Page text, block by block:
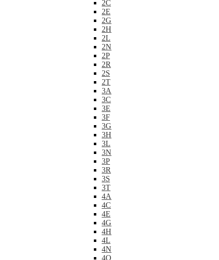
2C
2E
2G
2H
2L
2N
2P
2R
2S
2T
3A
3C
3E
3F
3G
3H
3L
3N
3P
3R
3S
3T
4A
4C
4E
4G
4H
4L
4N
4O